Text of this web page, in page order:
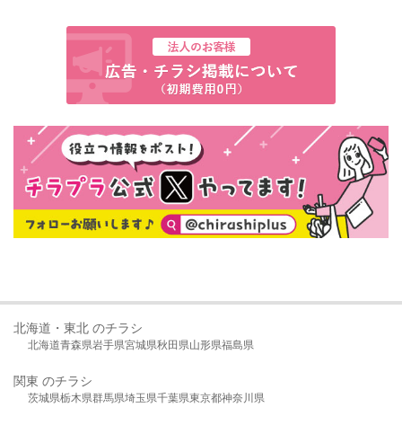
北海道・東北 のチラシ
北海道青森県岩手県宮城県秋田県山形県福島県
関東 のチラシ
茨城県栃木県群馬県埼玉県千葉県東京都神奈川県